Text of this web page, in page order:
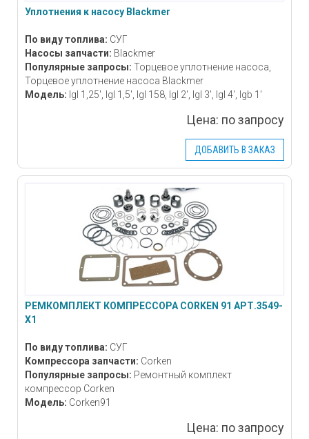
Уплотнения к насосу Blackmer
По виду топлива: СУГ
Насосы запчасти: Blackmer
Популярные запросы: Торцевое уплотнение насоса,
Торцевое уплотнение насоса Blackmer
Модель: lgl 1,25', lgl 1,5', lgl 158, lgl 2', lgl 3', lgl 4', lgb 1'
Цена: по запросу
ДОБАВИТЬ В ЗАКАЗ
РЕМКОМПЛЕКТ КОМПРЕССОРА CORKEN 91 АРТ.3549-
Х1
По виду топлива: СУГ
Компрессора запчасти: Corken
Популярные запросы: Ремонтный комплект
компрессор Corken
Модель: Corken91
Цена: по запросу